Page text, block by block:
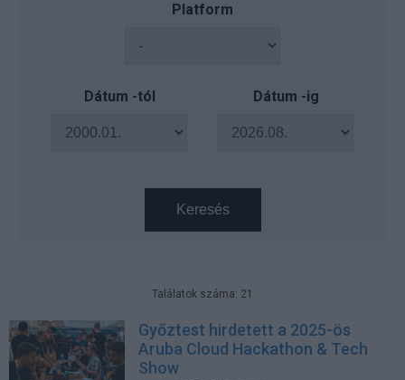
Platform
Dátum -tól Dátum -ig
Keresés
Találatok száma: 21
Győztest hirdetett a 2025-ös
Aruba Cloud Hackathon & Tech
Show